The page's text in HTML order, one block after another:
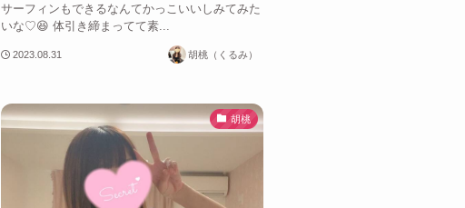
サーフィンもできるなんてかっこいいしみてみた
いな♡😆 体引き締まってて素...
2023.08.31 胡桃（くるみ）
胡桃